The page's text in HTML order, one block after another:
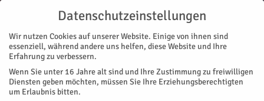
Start Nachrichten Region Veterinäramt bittet Bürger um Hinweise
NACHRICHTEN REGION
Datenschutzeinstellungen
Wir nutzen Cookies auf unserer Website. Einige von ihnen sind
essenziell, während andere uns helfen, diese Website und Ihre
Erfahrung zu verbessern.
Wenn Sie unter 16 Jahre alt sind und Ihre Zustimmung zu freiwilligen
Diensten geben möchten, müssen Sie Ihre Erziehungsberechtigten
um Erlaubnis bitten.